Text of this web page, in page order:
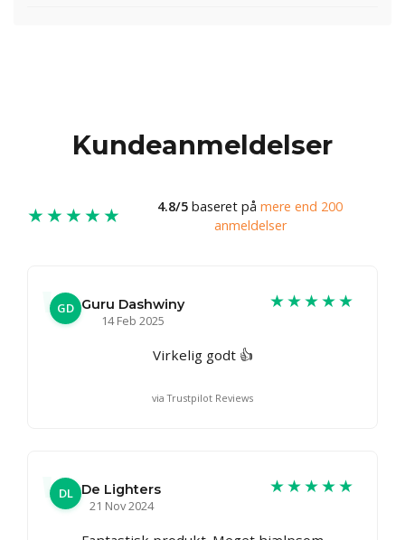
Kundeanmeldelser
★★★★★ 4.8/5 baseret på mere end 200
anmeldelser
GD Guru Dashwiny
14 Feb 2025
★★★★★
Virkelig godt 👍
via Trustpilot Reviews
DL De Lighters
21 Nov 2024
★★★★★